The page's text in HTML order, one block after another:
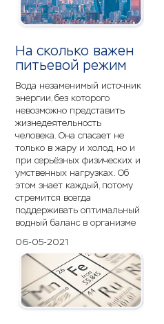
На сколько важен
питьевой режим
Вода незаменимый источник
энергии, без которого
невозможно представить
жизнедеятельность
человека. Она спасает не
только в жару и холод, но и
при серьёзных физических и
умственных нагрузках. Об
этом знает каждый, потому
стремится всегда
поддерживать оптимальный
водный баланс в организме
06-05-2021